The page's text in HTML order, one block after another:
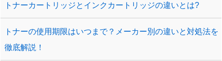
トナーカートリッジとインクカートリッジの違いとは?
トナーの使用期限はいつまで？メーカー別の違いと対処法を
徹底解説！